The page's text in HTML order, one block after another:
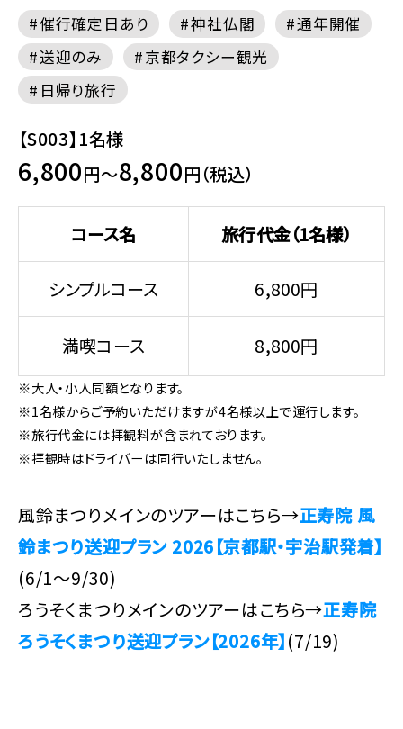
催行確定日あり 神社仏閣
通年開催
送迎のみ
京都タクシー観光
日帰り旅行
【S003】1名様
6,800円～8,800円（税込）
コース名 旅行代金（1名様）
シンプルコース 6,800円
満喫コース 8,800円
※大人・小人同額となります。
※1名様からご予約いただけますが4名様以上で運行します。
※旅行代金には拝観料が含まれております。
※拝観時はドライバーは同行いたしません。
風鈴まつりメインのツアーはこちら→正寿院 風
鈴まつり送迎プラン 2026【京都駅・宇治駅発着】
(6/1～9/30)
ろうそくまつりメインのツアーはこちら→正寿院
ろうそくまつり送迎プラン【2026年】(7/19)